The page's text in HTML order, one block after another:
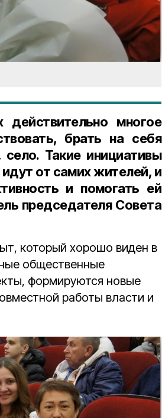
многое
брать на себя
село. Такие инициативы
от самих жителей, и
и помогать ей
председателя Совета
который хорошо виден в
общественные
формируются новые
работы власти и